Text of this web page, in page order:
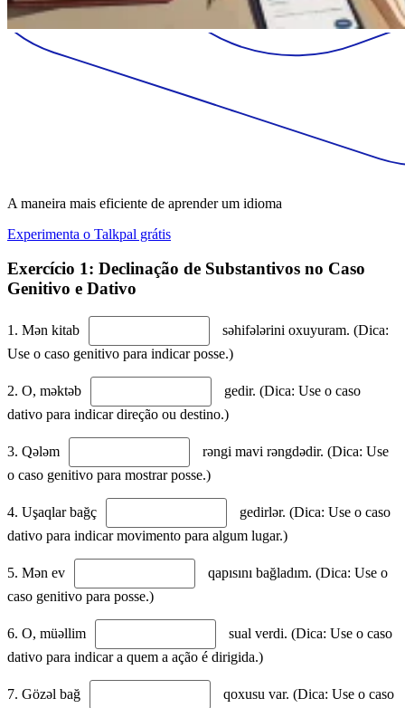
A maneira mais eficiente de aprender um idioma
Experimenta o Talkpal grátis
Exercício 1: Declinação de Substantivos no Caso
Genitivo e Dativo
1. Mən kitab
səhifələrini oxuyuram. (Dica:
Use o caso genitivo para indicar posse.)
2. O, məktəb
gedir. (Dica: Use o caso
dativo para indicar direção ou destino.)
3. Qələm
rəngi mavi rəngdədir. (Dica: Use
o caso genitivo para mostrar posse.)
4. Uşaqlar bağç
gedirlər. (Dica: Use o caso
dativo para indicar movimento para algum lugar.)
5. Mən ev
qapısını bağladım. (Dica: Use o
caso genitivo para posse.)
6. O, müəllim
sual verdi. (Dica: Use o caso
dativo para indicar a quem a ação é dirigida.)
7. Gözəl bağ
qoxusu var. (Dica: Use o caso